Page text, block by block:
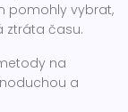
pomohly vybrat,
ztráta času.
na
a